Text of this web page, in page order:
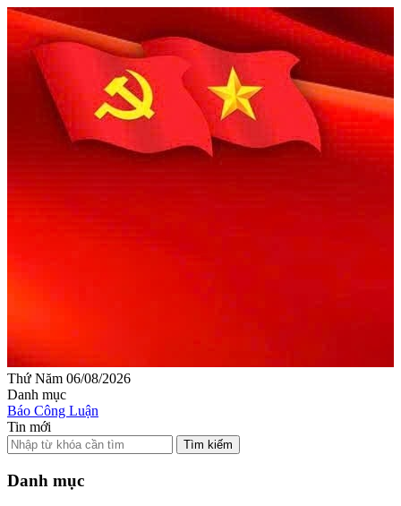
Thứ Năm 06/08/2026
Danh mục
Báo Công Luận
Tin mới
Tìm kiếm
Danh mục